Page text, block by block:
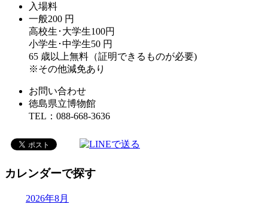
入場料
一般200 円
高校生･大学生100円
小学生･中学生50 円
65 歳以上無料（証明できるものが必要)
※その他減免あり
お問い合わせ
徳島県立博物館
TEL：088-668-3636
カレンダーで探す
2026年8月